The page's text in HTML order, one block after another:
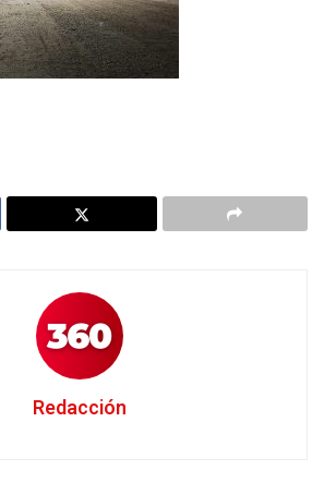
Redacción